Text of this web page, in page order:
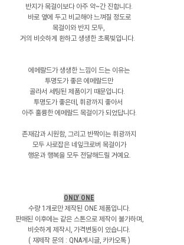
반지가 목걸이보다 아주 약~간 진합니다.
바로 옆에 두고 비교해야 느껴질 정도로
목걸이와 반지 모두,
거의 비슷하게 환하고 생생한 초록빛입니다.
에메랄드가 생생한 느낌이 드는 이유는
투명도가 좋은 에메랄드만
골라서 세팅된 제품이기 때문입니다.
투명도가 좋은데, 휘광까지 좋아서
아주 훌륭한 에메랄드 목걸이가 되었답니다.
존재감과 시원함, 그리고 반짝이는 휘광까지
모두 사로잡은 네잎크로버 목걸이가
행운과 행복을 모두 전달해드릴 거예요.
ONLY ONE
수량 1개로만 제작된 ONE 제품입니다.
판매된 이후에는 같은 스톤으로 제작이 불가하며,
비슷하게 제작시, 가격변동이 있습니다.
( 재제작 문의 : QNA게시글, 카카오톡 )